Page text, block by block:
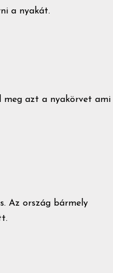
a nyakát.
meg azt a nyakörvet ami
Az ország bármely